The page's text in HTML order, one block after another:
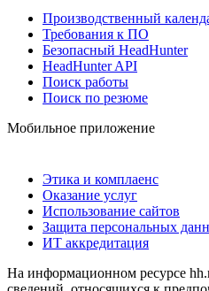
Производственный
Требования к ПО
Безопасный HeadHunter
HeadHunter API
Поиск работы
Поиск по резюме
Мобильное приложение
Этика и комплаенс
Оказание услуг
Использование сайтов
Защита персональных
ИТ аккредитация
На информационном ресурсе